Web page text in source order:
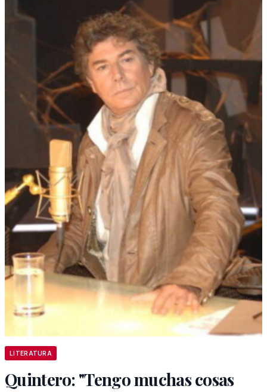
LITERATURA
Quintero: "Tengo muchas cosas